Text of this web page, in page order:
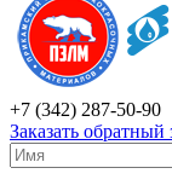
+7 (342) 287-50-90
Заказать обратный